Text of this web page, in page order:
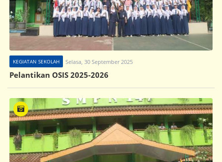
KEGIATAN SEKOLAH Selasa, 30 September 2025
Pelantikan OSIS 2025-2026